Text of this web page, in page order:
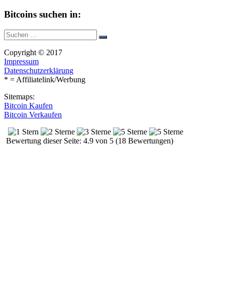
Bitcoins suchen in:
Suche
nach:
Suchen
Copyright © 2017
Impressum
Datenschutzerklärung
* = Affiliatelink/Werbung
Sitemaps:
Bitcoin Kaufen
Bitcoin Verkaufen
Bewertung dieser Seite: 4.9 von 5 (18 Bewertungen)